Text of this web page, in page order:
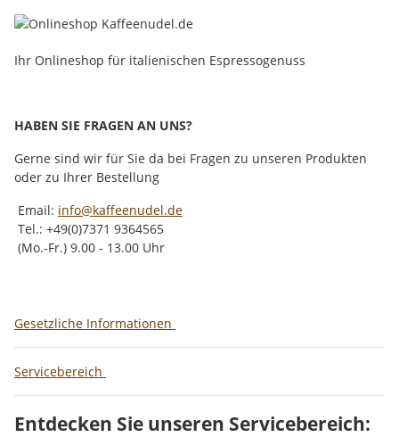
Ihr Onlineshop für italienischen Espressogenuss
HABEN SIE FRAGEN AN UNS?
Gerne sind wir für Sie da bei Fragen zu unseren Produkten
oder zu Ihrer Bestellung
Email: info@kaffeenudel.de
Tel.: +49(0)7371 9364565
(Mo.-Fr.) 9.00 - 13.00 Uhr
Gesetzliche Informationen
Servicebereich
Entdecken Sie unseren Servicebereich: